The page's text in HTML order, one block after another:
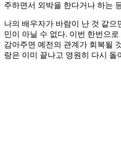
주하면서 외박을 한다거나 하는
나의 배우자가 바람이 난 것 같으
민이 아닐 수 없다. 이번 한번으
감아주면 예전의 관계가 회복될
랑은 이미 끝나고 영원히 다시 돌